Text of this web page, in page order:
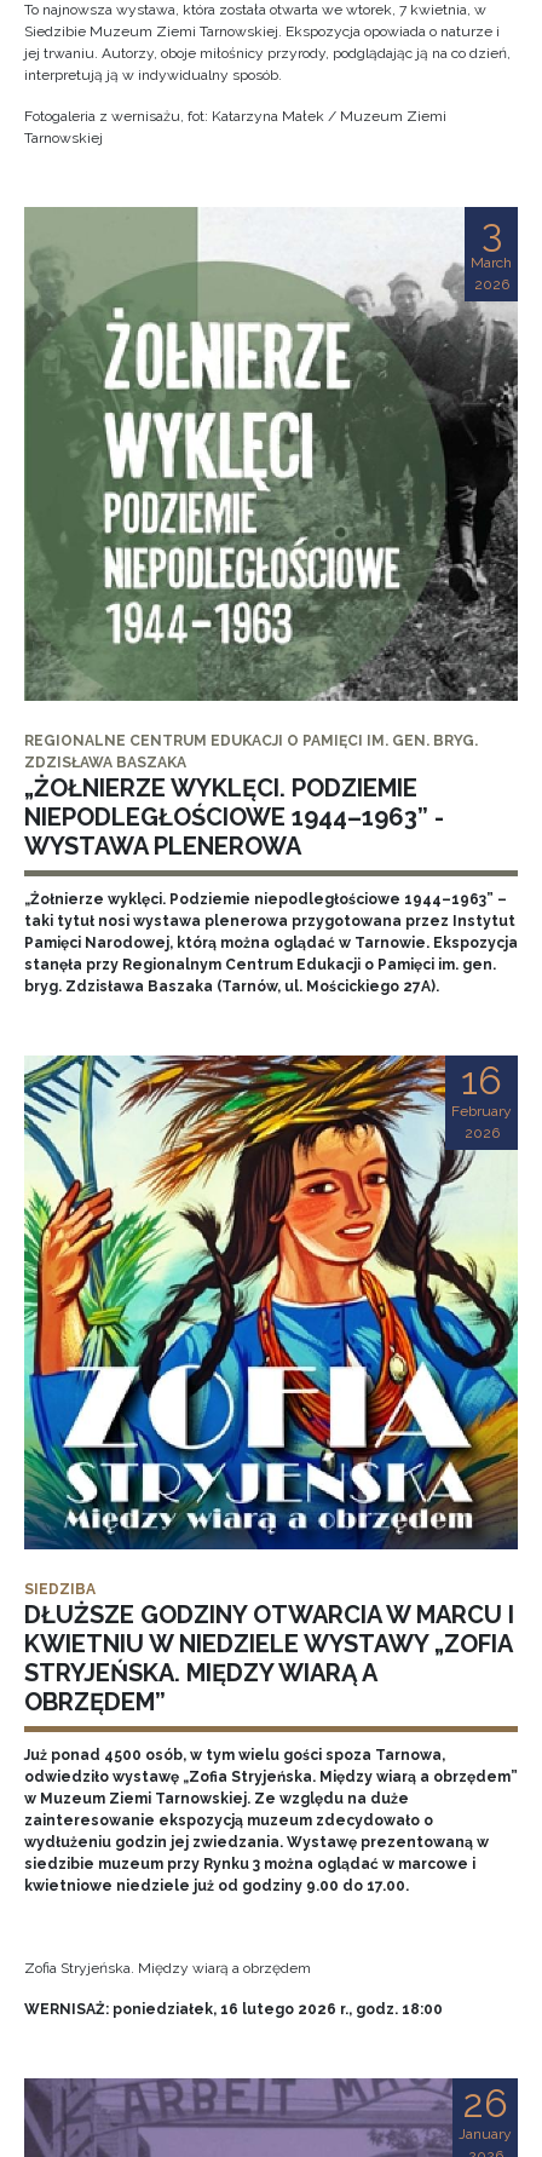
To najnowsza wystawa, która została otwarta we wtorek, 7 kwietnia, w
Siedzibie Muzeum Ziemi Tarnowskiej. Ekspozycja opowiada o naturze i
jej trwaniu. Autorzy, oboje miłośnicy przyrody, podglądając ją na co dzień,
interpretują ją w indywidualny sposób.
Fotogaleria z wernisażu, fot: Katarzyna Małek / Muzeum Ziemi
Tarnowskiej
3
March
2026
REGIONALNE CENTRUM EDUKACJI O PAMIĘCI IM. GEN. BRYG.
ZDZISŁAWA BASZAKA
„ŻOŁNIERZE WYKLĘCI. PODZIEMIE
NIEPODLEGŁOŚCIOWE 1944–1963” -
WYSTAWA PLENEROWA
„Żołnierze wyklęci. Podziemie niepodległościowe 1944–1963” –
taki tytuł nosi wystawa plenerowa przygotowana przez Instytut
Pamięci Narodowej, którą można oglądać w Tarnowie. Ekspozycja
stanęła przy Regionalnym Centrum Edukacji o Pamięci im. gen.
bryg. Zdzisława Baszaka (Tarnów, ul. Mościckiego 27A).
16
February
2026
SIEDZIBA
DŁUŻSZE GODZINY OTWARCIA W MARCU I
KWIETNIU W NIEDZIELE WYSTAWY „ZOFIA
STRYJEŃSKA. MIĘDZY WIARĄ A
OBRZĘDEM”
Już ponad 4500 osób, w tym wielu gości spoza Tarnowa,
odwiedziło wystawę „Zofia Stryjeńska. Między wiarą a obrzędem”
w Muzeum Ziemi Tarnowskiej. Ze względu na duże
zainteresowanie ekspozycją muzeum zdecydowało o
wydłużeniu godzin jej zwiedzania. Wystawę prezentowaną w
siedzibie muzeum przy Rynku 3 można oglądać w marcowe i
kwietniowe niedziele już od godziny 9.00 do 17.00.
Zofia Stryjeńska. Między wiarą a obrzędem
WERNISAŻ: poniedziałek, 16 lutego 2026 r., godz. 18:00
26
January